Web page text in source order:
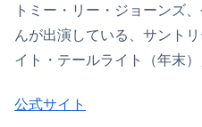
トミー・リー・ジョーンズ
んが出演している、サント
イト・テールライト（年末）
公式サイト